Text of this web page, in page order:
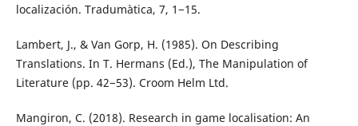
localización. Tradumàtica, 7, 1−15.
Lambert, J., & Van Gorp, H. (1985). On Describing
Translations. In T. Hermans (Ed.), The Manipulation of
Literature (pp. 42−53). Croom Helm Ltd.
Mangiron, C. (2018). Research in game localisation: An